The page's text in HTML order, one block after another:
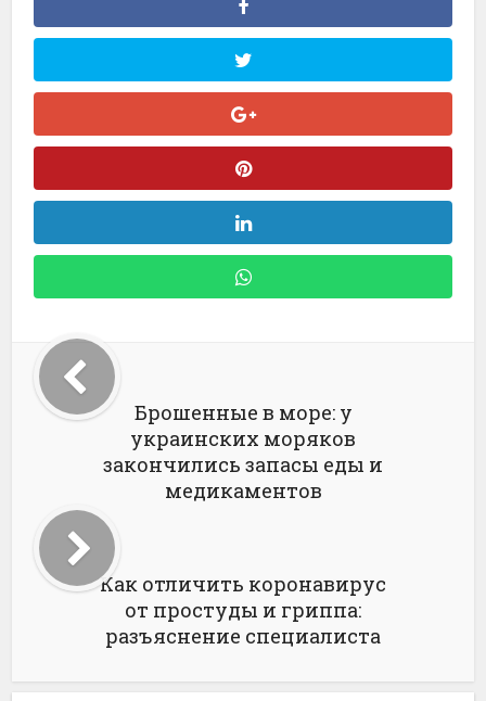
Брошенные в море: у
украинских моряков
закончились запасы еды и
медикаментов
Как отличить коронавирус
от простуды и гриппа:
разъяснение специалиста